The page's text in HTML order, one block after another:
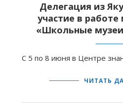
Делегация из
участие в
«Школьные
С 5 по 8 июня в Центре
ЧИТАТЬ